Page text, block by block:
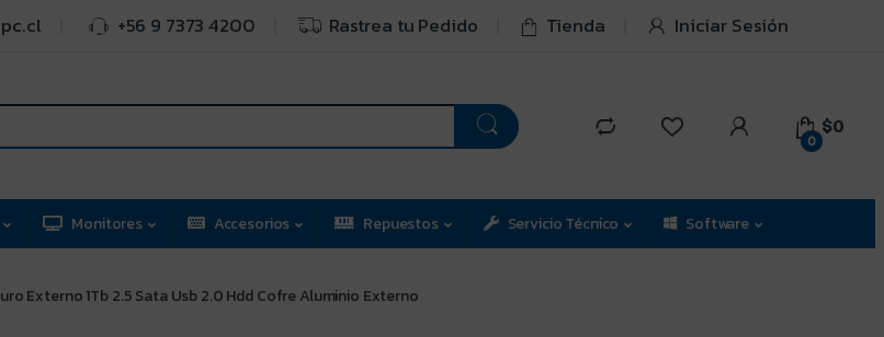
+56 9 7373 4200 Rastrea tu Pedido Tienda Iniciar Sesión
0
$0
Monitores Accesorios Repuestos Servicio Técnico Software
Externo 1Tb 2.5 Sata Usb 2.0 Hdd Cofre Aluminio Externo